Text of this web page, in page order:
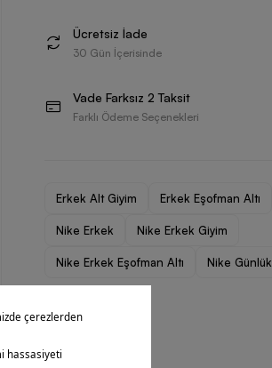
Ücretsiz İade
30 Gün İçerisinde
Vade Farksız 2 Taksit
Farklı Ödeme Seçenekleri
Erkek Alt Giyim Erkek Eşofman Altı
Nike Erkek Nike Erkek Giyim
Nike Erkek Eşofman Altı Nike Günlük